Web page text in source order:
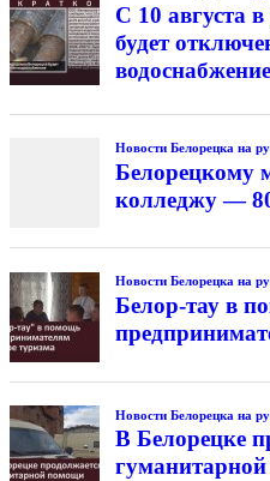
С 10 августа
будет
водоснабжение
Новости Белорецка на
Белорецкому
колледжу —
Новости Белорецка на
Белор-тау в
Новости Белорецка на
В Белорецке